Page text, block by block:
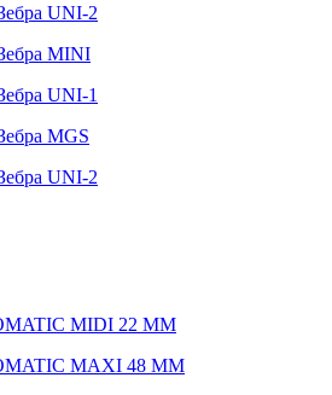
UNI-2
MINI
UNI-1
MGS
UNI-2
MIDI 22 ММ
MAXI 48 ММ